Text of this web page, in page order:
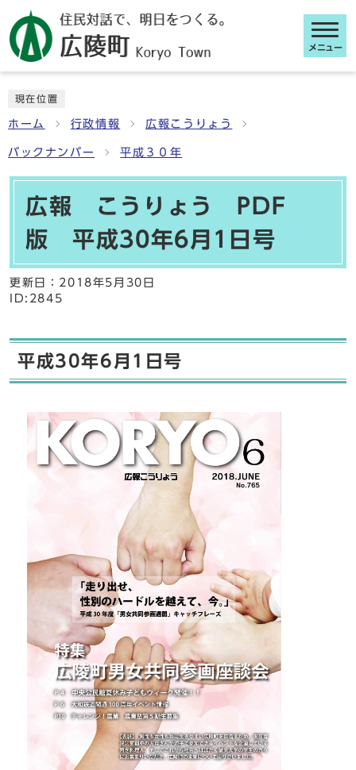
メニュー
現在位置
ホーム 行政情報 広報こうりょう
バックナンバー 平成３０年
広報 こうりょう PDF
版 平成30年6月1日号
更新日： 2018年5月30日
ID:2845
平成30年6月1日号